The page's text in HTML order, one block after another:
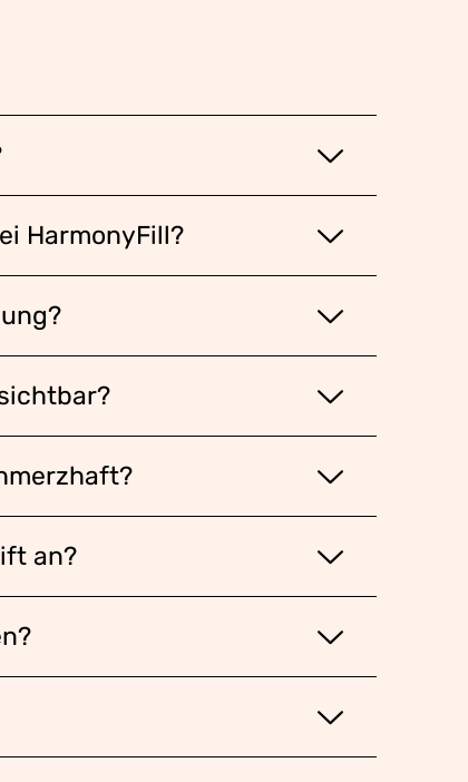
HarmonyFill?
an?